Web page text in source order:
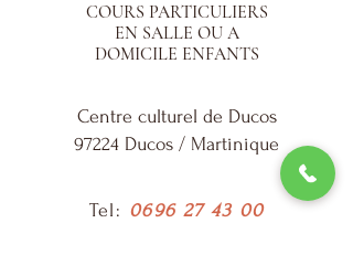
COURS PARTICULIERS
EN SALLE OU A
DOMICILE ENFANTS
Centre culturel de Ducos
97224 Ducos / Martinique
Tel: 0696 27 43 00